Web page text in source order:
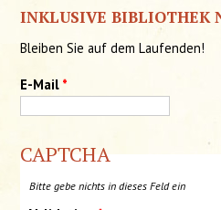
INKLUSIVE BIBLIOTHEK
Bleiben Sie auf dem Laufenden!
E-Mail *
CAPTCHA
Bitte gebe nichts in dieses Feld ein